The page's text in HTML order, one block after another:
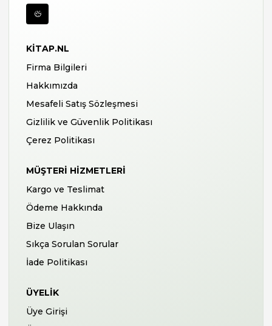
KITAP.NL
Firma Bilgileri
Hakkımızda
Mesafeli Satış Sözleşmesi
Gizlilik ve Güvenlik Politikası
Çerez Politikası
MÜŞTERI HIZMETLERI
Kargo ve Teslimat
Ödeme Hakkında
Bize Ulaşın
Sıkça Sorulan Sorular
İade Politikası
ÜYELIK
Üye Girişi